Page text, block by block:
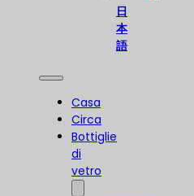
日
本
語
Casa
Circa
Bottiglie
di
vetro